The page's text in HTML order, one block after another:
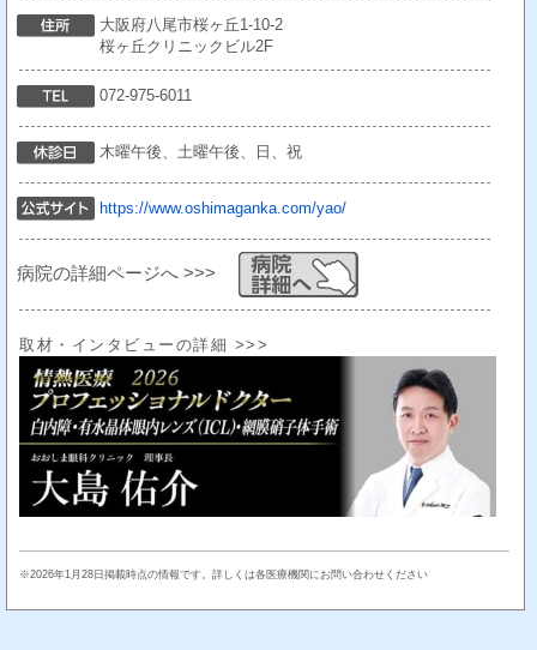
大阪府八尾市桜ヶ丘1-10-2
桜ヶ丘クリニックビル2F
072-975-6011
木曜午後、土曜午後、日、祝
https://www.oshimaganka.com/yao/
病院の詳細ページへ >>>
取材・インタビューの詳細 >>>
※2026年1月28日掲載時点の情報です。詳しくは各医療機関にお問い合わせください